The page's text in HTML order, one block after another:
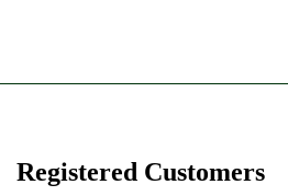
Registered Customers